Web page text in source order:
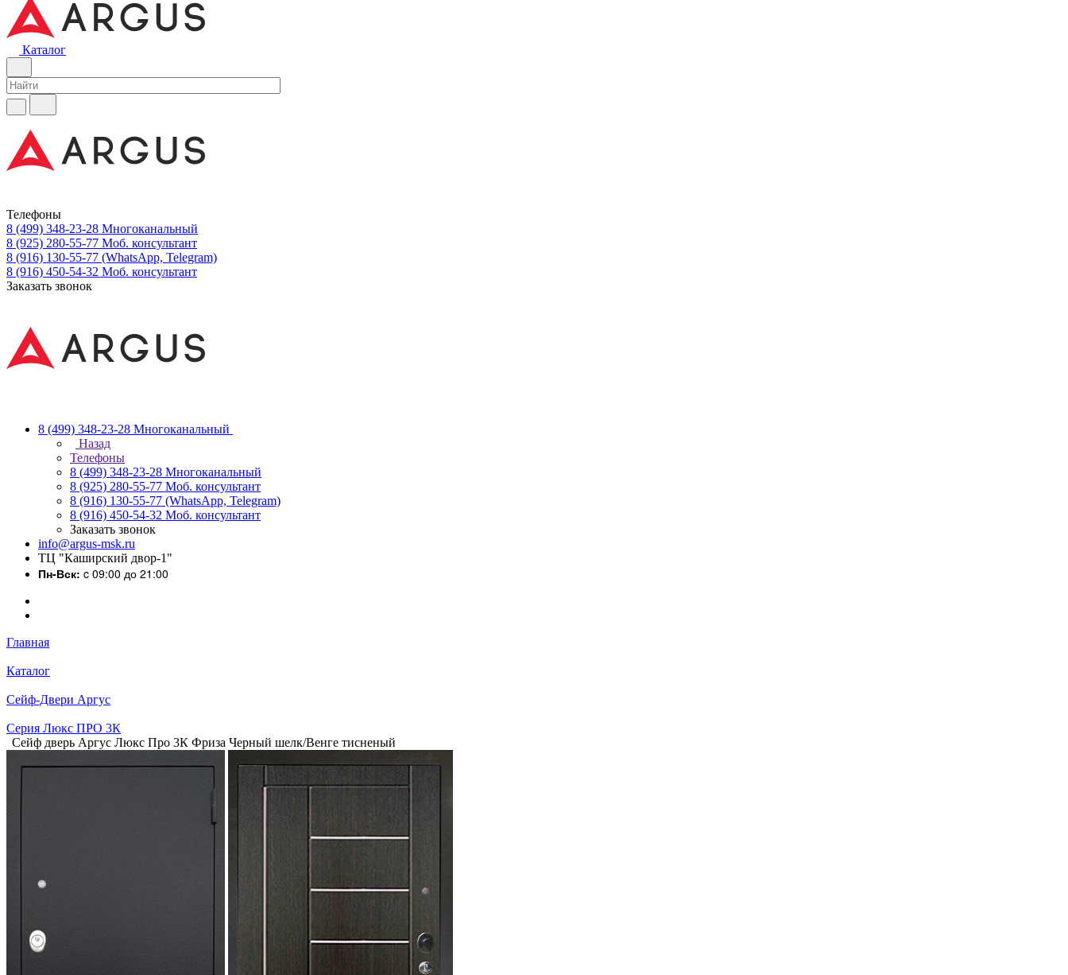
Каталог
Телефоны
8 (499) 348-23-28 Многоканальный
8 (925) 280-55-77 Моб. консультант
8 (916) 130-55-77 (WhatsApp, Telegram)
8 (916) 450-54-32 Моб. консультант
Заказать звонок
8 (499) 348-23-28 Многоканальный
Назад
Телефоны
8 (499) 348-23-28 Многоканальный
8 (925) 280-55-77 Моб. консультант
8 (916) 130-55-77 (WhatsApp, Telegram)
8 (916) 450-54-32 Моб. консультант
Заказать звонок
info@argus-msk.ru
ТЦ "Каширский двор-1"
Пн-Вск: c 09:00 до 21:00
Главная
Каталог
Сейф-Двери Аргус
Серия Люкс ПРО 3К
Сейф дверь Аргус Люкс Про 3К Фриза Черный шелк/Венге тисненый